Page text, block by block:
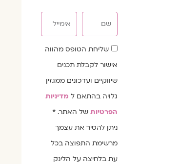
שדהשליחת הטופס מהווה
אישור לקבלת תכנים
שיווקיים ועדכונים ממגזין
גלויה בהתאם למדיניות
הפרטיותשל האתר. *
ניתן להסיר את עצמך
מרשימת התפוצה בכל
עת בלחיצה על הלינק